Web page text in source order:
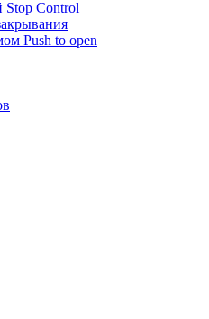
Stop Control
Push to open